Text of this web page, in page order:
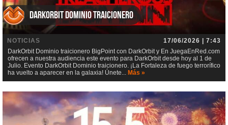
DarkOrbit Dominio traicionero
NOTICIAS
17/06/2026 | 7:43
DarkOrbit Dominio traicionero BigPoint con DarkOrbit y En JuegaEnRed.com
ofrecen a nuestra audiencia este evento para DarkOrbit desde hoy al 1 de
Julio. Evento DarkOrbit Dominio traicionero. ¡La Fortaleza de fuego terrorífico
ha vuelto a aparecer en la galaxia! Únete... Más »